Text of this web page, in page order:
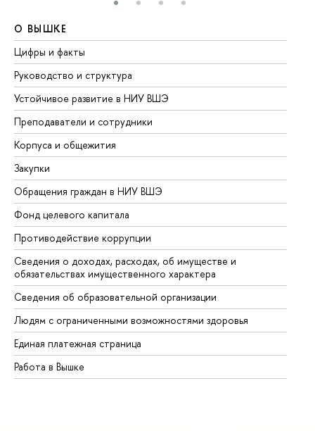
О ВЫШКЕ
Цифры и факты
Руководство и структура
Устойчивое развитие в НИУ ВШЭ
Преподаватели и сотрудники
Корпуса и общежития
Закупки
Обращения граждан в НИУ ВШЭ
Фонд целевого капитала
Противодействие коррупции
Сведения о доходах, расходах, об имуществе и
обязательствах имущественного характера
Сведения об образовательной организации
Людям с ограниченными возможностями здоровья
Единая платежная страница
Работа в Вышке